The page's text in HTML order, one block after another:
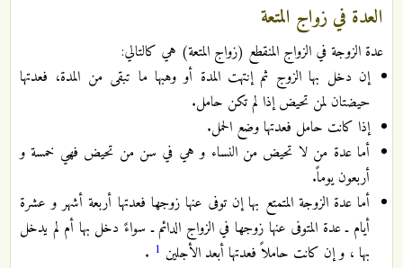
العدة في زواج المتعة
عدة الزوجة في الزواج المنقطع (زواج المتعة) هي كالتالي:
إن دخل بها الزوج ثم إنتهت المدة أو وهبها ما تبقى من المدة، فعدتها
حيضتان لمن تحيض إذا لم تكن حامل.
إذا كانت حامل فعدتها وضع الحمل.
أما عدة من لا تحيض من النساء و هي في سن من تحيض فهي خمسة و
أربعون يوماً.
أما عدة الزوجة المتمتع بها إن توفى عنها زوجها فعدتها أربعة أشهر و عشرة
أيام ـ عدة المتوفى عنها زوجها في الزواج الدائم ـ سواءً دخل بها أم لم يدخل
بها ، و إن كانت حاملاً فعدتها أبعد الأجلين 1
.